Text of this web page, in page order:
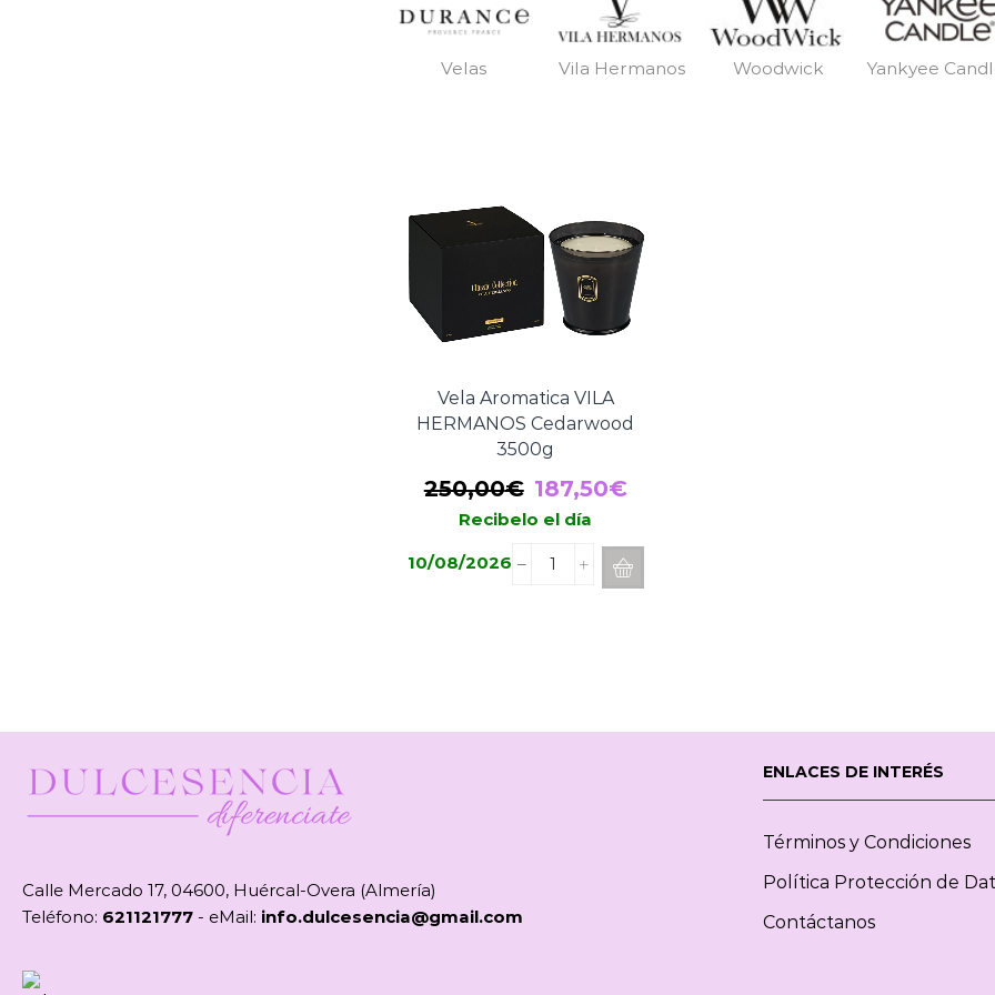
Velas Vila Hermanos Woodwick Yankyee
Vela Aromatica VILA
HERMANOS Cedarwood
3500g
250,00€ El
precio
original
187,50€El
actual
es:
Recibelo el día
10/08/2026
Vela
Calle Mercado 17, 04600, Huércal-Overa (Almería)
Teléfono: 621121777 - eMail: info.dulcesencia@gmail.com
ENLACES DE INTERÉS
Términos y Condiciones
Política Protección de
Contáctanos